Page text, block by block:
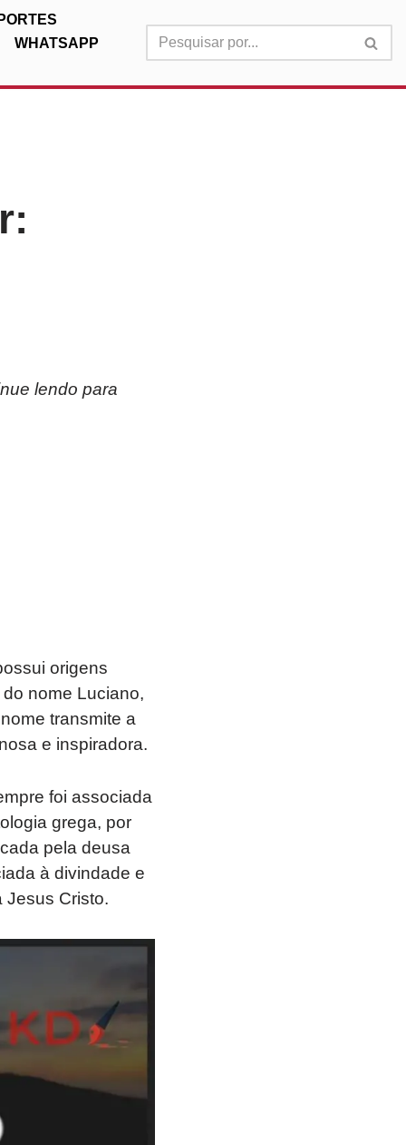
WHATSAPP
lendo para
origens
nome Luciano,
transmite a
e inspiradora.
foi associada
grega, por
pela deusa
à divindade e
Jesus Cristo.